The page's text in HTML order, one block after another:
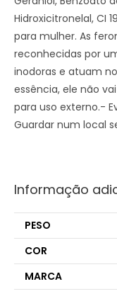
Hidroxicitronelal, CI
para mulher. As
reconhecidas por
inodoras e atuam
essência, ele não
para uso externo.-
Guardar num local
Informação
PESO
COR
MARCA